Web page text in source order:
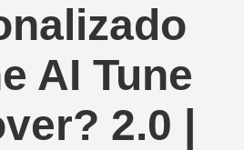
AI Tune
2.0 |